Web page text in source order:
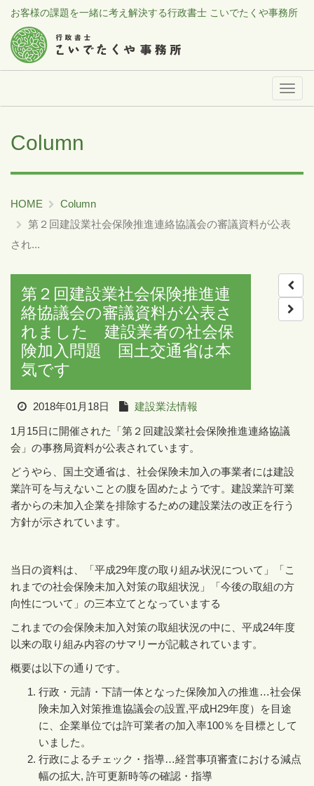
お客様の課題を一緒に考え解決する行政書士 こいでたくや事務所
メ
Column
HOME
Column
第２回建設業社会保険推進連絡協議会の審議資料が公表
され...
第２回建設業社会保険推進連
絡協議会の審議資料が公表さ
れました 建設業者の社会保
険加入問題 国土交通省は本
気です
2018年01月18日 建設業法情報
1 月 15日に開催された「第２回建設業社会保険推進連絡協議
会」の事務局資料が公表されています。
どうやら、国土交通省は、社会保険未加入の事業者には建設
業許可を与えないことの腹を固めたようです。建設業許可業
者からの未加入企業を排除するための建設業法の改正を行う
方針が示されています。
当日の資料は、「平成29年度の取り組み状況について」「こ
れまでの社会保険未加入対策の取組状況」「今後の取組の方
向性について」の三本立てとなっていまする
これまでの会保険未加入対策の取組状況の中に、平成24年度
以来の取り組み内容のサマリーが記載されています。
概要は以下の通りです。
行政・元請・下請一体となった保険加入の推進…社会保
険未加入対策推進協議会の設置,平成H29年度）を目途
に、企業単位では許可業者の加入率100％を目標として
いました。
行政によるチェック・指導…経営事項審査における減点
幅の拡大, 許可更新時等の確認・指導